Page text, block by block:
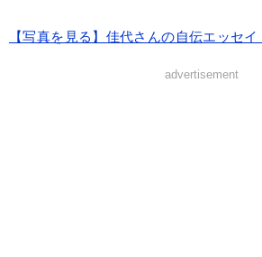
【写真を見る】佳代さんの自伝エッセ
advertisement